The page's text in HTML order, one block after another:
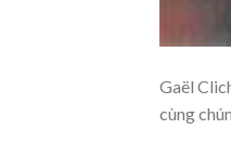
Gaël
cùng